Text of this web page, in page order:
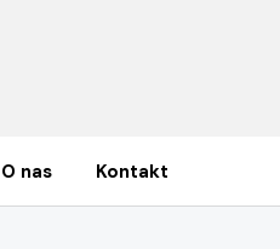
O nas Kontakt